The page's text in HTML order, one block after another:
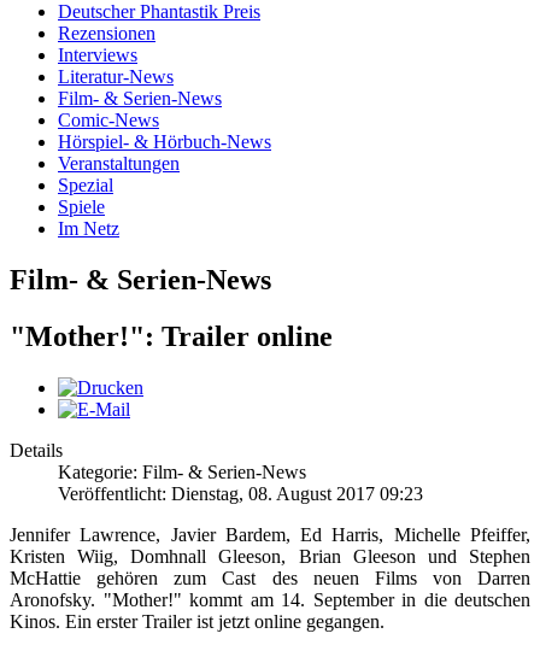
Deutscher Phantastik Preis
Rezensionen
Interviews
Literatur-News
Film- & Serien-News
Comic-News
Hörspiel- & Hörbuch-News
Veranstaltungen
Spezial
Spiele
Im Netz
Film- & Serien-News
"Mother!": Trailer online
Details
Kategorie: Film- & Serien-News
Veröffentlicht: Dienstag, 08. August 2017 09:23
Jennifer Lawrence, Javier Bardem, Ed Harris, Michelle Pfeiffer,
Kristen Wiig, Domhnall Gleeson, Brian Gleeson und Stephen
McHattie gehören zum Cast des neuen Films von Darren
Aronofsky. "Mother!" kommt am 14. September in die deutschen
Kinos. Ein erster Trailer ist jetzt online gegangen.